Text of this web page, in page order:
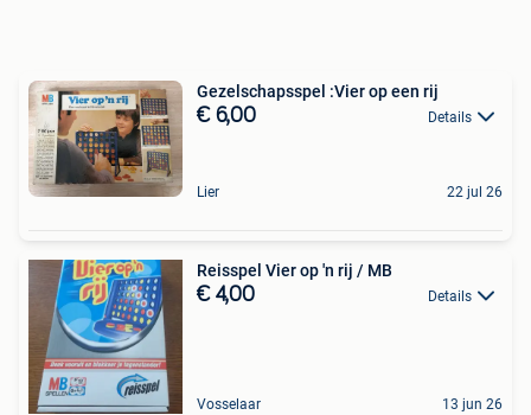
Gezelschapsspel :Vier op een rij
€ 6,00 Details
Lier 22 jul 26
Reisspel Vier op 'n rij / MB
€ 4,00 Details
Vosselaar 13 jun 26